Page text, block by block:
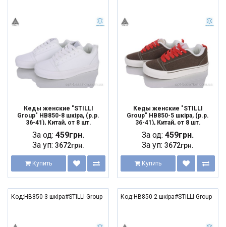
Кеды женские "STILLI
Group" HB850-8 шкіра, (р.р.
36-41), Китай, от 8 шт.
За од: 459грн.
За уп: 3672грн.
Купить
Кеды женские "STILLI
Group" HB850-5 шкіра, (р.р.
36-41), Китай, от 8 шт.
За од: 459грн.
За уп: 3672грн.
Купить
Код:HB850-3 шкіра#STILLI Group Код:HB850-2 шкіра#STILLI Group